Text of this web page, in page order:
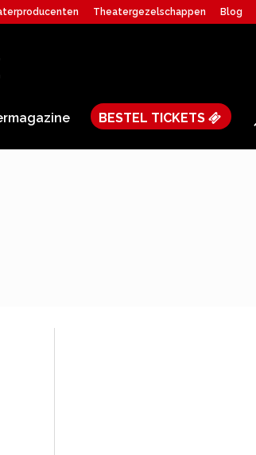
Theatergezelschappen Blog
BESTEL TICKETS